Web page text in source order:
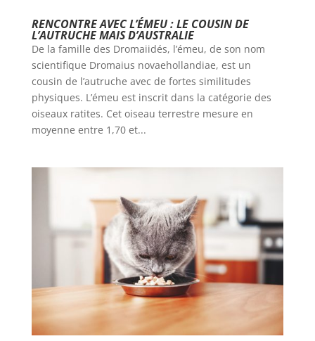
RENCONTRE AVEC L’ÉMEU : LE COUSIN DE
L’AUTRUCHE MAIS D’AUSTRALIE
De la famille des Dromaiidés, l’émeu, de son nom
scientifique Dromaius novaehollandiae, est un
cousin de l’autruche avec de fortes similitudes
physiques. L’émeu est inscrit dans la catégorie des
oiseaux ratites. Cet oiseau terrestre mesure en
moyenne entre 1,70 et...